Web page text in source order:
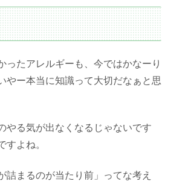
ったアレルギーも、今ではかなーり
やー本当に知識って大切だなぁと思
やる気が出なくなるじゃないです
すよね。
詰まるのが当たり前」ってな考え